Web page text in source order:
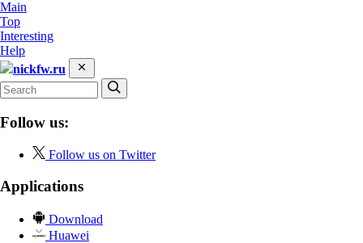
Main
Top
Interesting
Help
nickfw.ru
Follow us:
Follow us on Twitter
Applications
Download
Huawei